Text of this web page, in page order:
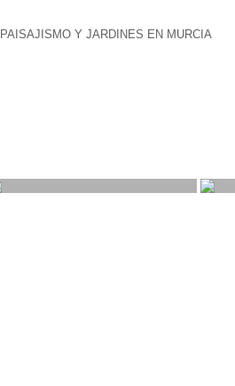
PAISAJISMO Y JARDINES EN MURCIA